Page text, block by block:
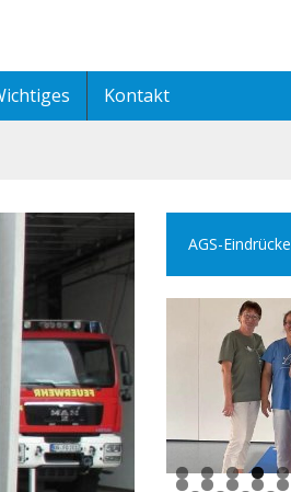
Kontakt
AGS-Eindrücke